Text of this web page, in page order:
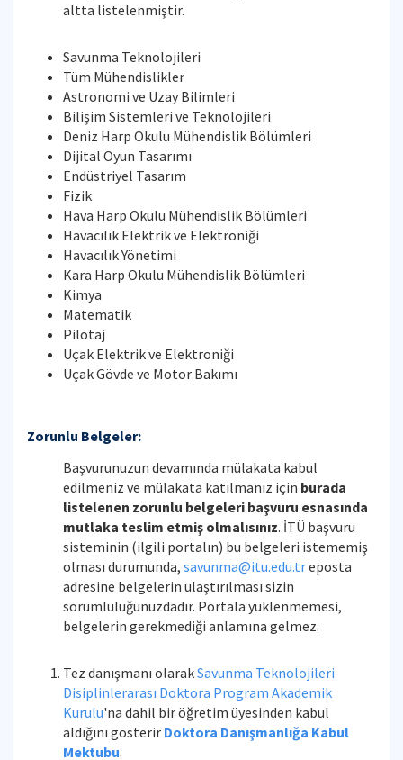
altta listelenmiştir.
Savunma Teknolojileri
Tüm Mühendislikler
Astronomi ve Uzay Bilimleri
Bilişim Sistemleri ve Teknolojileri
Deniz Harp Okulu Mühendislik Bölümleri
Dijital Oyun Tasarımı
Endüstriyel Tasarım
Fizik
Hava Harp Okulu Mühendislik Bölümleri
Havacılık Elektrik ve Elektroniği
Havacılık Yönetimi
Kara Harp Okulu Mühendislik Bölümleri
Kimya
Matematik
Pilotaj
Uçak Elektrik ve Elektroniği
Uçak Gövde ve Motor Bakımı
Zorunlu Belgeler:
Başvurunuzun devamında mülakata kabul
edilmeniz ve mülakata katılmanız için burada
listelenen zorunlu belgeleri başvuru esnasında
mutlaka teslim etmiş olmalısınız. İTÜ başvuru
sisteminin (ilgili portalın) bu belgeleri istememiş
olması durumunda, savunma@itu.edu.treposta
adresine belgelerin ulaştırılması sizin
sorumluluğunuzdadır. Portala yüklenmemesi,
belgelerin gerekmediği anlamına gelmez.
Tez danışmanı olarakSavunma Teknolojileri
Disiplinlerarası Doktora Program Akademik
Kurulu'na dahil bir öğretim üyesinden kabul
aldığını gösterir Doktora Danışmanlığa Kabul
Mektubu.